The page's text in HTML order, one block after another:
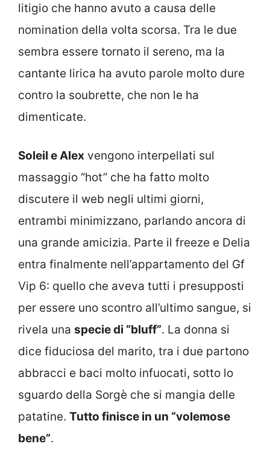
litigio che hanno avuto a causa delle
nomination della volta scorsa. Tra le due
sembra essere tornato il sereno, ma la
cantante lirica ha avuto parole molto dure
contro la soubrette, che non le ha
dimenticate.
Soleil e Alex vengono interpellati sul
massaggio “hot” che ha fatto molto
discutere il web negli ultimi giorni,
entrambi minimizzano, parlando ancora di
una grande amicizia. Parte il freeze e Delia
entra finalmente nell’appartamento del Gf
Vip 6: quello che aveva tutti i presupposti
per essere uno scontro all’ultimo sangue, si
rivela una specie di “bluff”. La donna si
dice fiduciosa del marito, tra i due partono
abbracci e baci molto infuocati, sotto lo
sguardo della Sorgè che si mangia delle
patatine. Tutto finisce in un “volemose
bene”.